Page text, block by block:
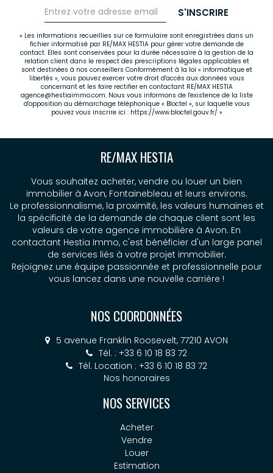
S'INSCRIRE
« Les informations recueillies sur ce formulaire sont enregistrées dans un
fichier informatisé par RE/MAX HESTIA pour gérer votre demande de
contact. Elles sont conservées pour la durée nécessaire à la gestion de la
relation client dans le respect des prescriptions légales applicables et
sont destinées à nos conseillers Conformément à la loi « informatique et
libertés », vous pouvez exercer votre droit d'accès aux données vous
concernant et les faire rectifier en contactant RE/MAX HESTIA
agence@hestiaimmo.com. Nous vous informons de l'existence de la liste
d'opposition au démarchage téléphonique « Bloctel », sur laquelle vous
pouvez vous inscrire ici : https://www.bloctel.gouv.fr/ »
RE/MAX HESTIA
Vous souhaitez acheter, vendre ou louer un bien
immobilier à Avon, Fontainebleau et leurs environs.
Le professionnalisme, la proximité, les valeurs humaines et
la spécificité de la demande de chaque client sont les
valeurs de votre agence immobilière à Avon. En
contactant Hestia Immo, c'est bénéficier d'un large panel
de services liés à votre projet immobilier.
Rejoignez une équipe passionnée et professionnelle pour
vous lancez dans une nouvelle carrière !
NOS COORDONNÉES
5 avenue Franklin Roosevelt, 77210 AVON
Tél. : +33 6 10 18 83 72
Tél. Location : +33 6 10 18 83 72
Nos honoraires
NOS SERVICES
Acheter
Vendre
Louer
Estimation